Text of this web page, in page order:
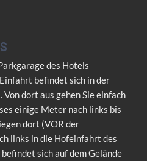
des Hotels
befindet sich in der
dort aus gehen Sie einfach
einige Meter nach links bis
dort (VOR der
links in die Hofeinfahrt des
sich auf dem Gelände